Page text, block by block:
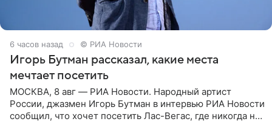
6 часов назад © РИА Новости
Игорь Бутман рассказал, какие места
мечтает посетить
МОСКВА, 8 авг — РИА Новости. Народный артист
России, джазмен Игорь Бутман в интервью РИА Новости
сообщил, что хочет посетить Лас-Вегас, где никогда не